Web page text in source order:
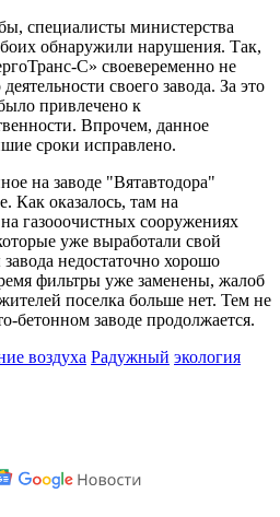
специалисты министерства
обнаружили нарушения. Так,
С» своевеременно не
своего завода. За это
привлечено к
Впрочем, данное
сроки исправлено.
на заводе "Вятавтодора"
Как оказалось, там на
газооочистных сооружениях
уже выработали свой
недостаточно хорошо
фильтры уже заменены, жалоб
поселка больше нет. Тем не
бетонном заводе продолжается.
воздуха Радужный экология